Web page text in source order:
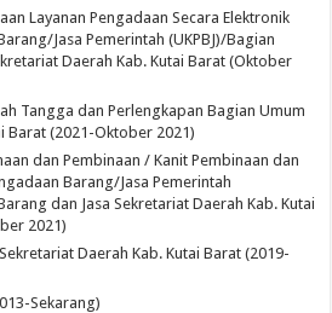
Layanan Pengadaan Secara Elektronik
Jasa Pemerintah (UKPBJ)/Bagian
Daerah Kab. Kutai Barat (Oktober
Tangga dan Perlengkapan Bagian Umum
Barat (2021-Oktober 2021)
dan Pembinaan / Kanit Pembinaan dan
Barang/Jasa Pemerintah
dan Jasa Sekretariat Daerah Kab. Kutai
2021)
Daerah Kab. Kutai Barat (2019-
Sekarang)